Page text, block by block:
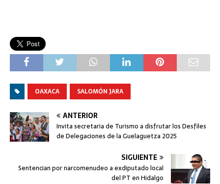
OAXACA SALOMÓN JARA
ANTERIOR
Invita secretaria de Turismo a disfrutar los Desfiles
de Delegaciones de la Guelaguetza 2025
SIGUIENTE
Sentencian por narcomenudeo a exdiputado local
del PT en Hidalgo